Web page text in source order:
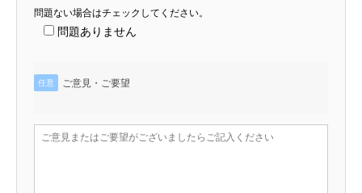
問題ない場合はチェックしてください。
問題ありません
任意 ご意見・ご要望